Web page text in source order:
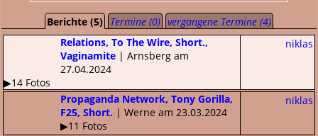
Berichte (5) Termine (0) vergangene Termine (4)
niklas
Relations, To The Wire, Short.,
Vaginamite | Arnsberg am
27.04.2024
▶14 Fotos
niklas
Propaganda Network, Tony Gorilla,
F25, Short. | Werne am 23.03.2024
▶11 Fotos